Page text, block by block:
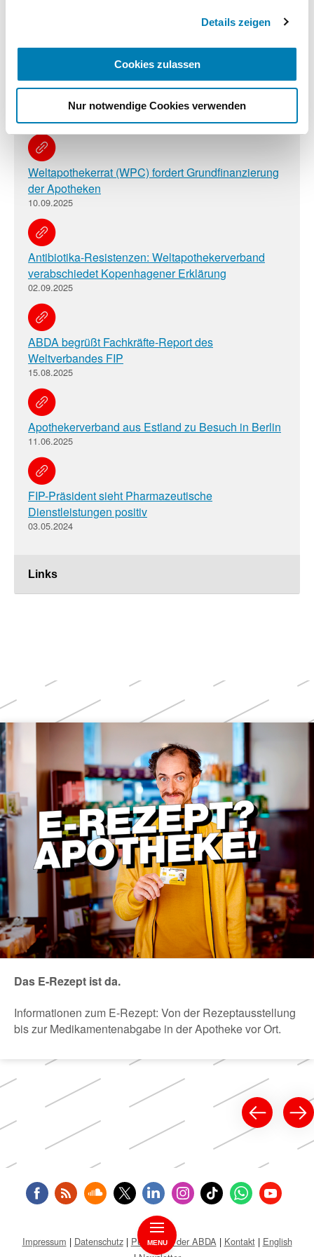
Details zeigen
Cookies zulassen
Nur notwendige Cookies verwenden
MENU
Links
ZAEU verzeichnet 47 Apothekendienste in ganz
Weltapothekerrat (WPC) fordert Grundfinanzierung
der Apotheken
10.09.2025
Antibiotika-Resistenzen: Weltapothekerverband
verabschiedet Kopenhagener Erklärung
02.09.2025
ABDA begrüßt Fachkräfte-Report des
Weltverbandes FIP
15.08.2025
Apothekerverband aus Estland zu Besuch in Berlin
11.06.2025
FIP-Präsident sieht Pharmazeutische
Dienstleistungen positiv
03.05.2024
Weitere
Themen
Das E-Rezept ist da.
Informationen zum E-Rezept: Von der Rezeptausstellung
bis zur Medikamentenabgabe in der Apotheke vor Ort.
Impressum Datenschutz Public Key der ABDA Kontakt
English